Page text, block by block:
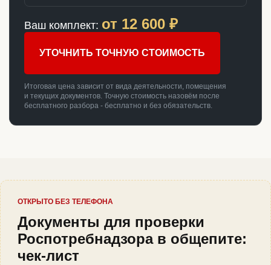
Ваш комплект: от 12 600 ₽
УТОЧНИТЬ ТОЧНУЮ СТОИМОСТЬ
Итоговая цена зависит от вида деятельности, помещения
и текущих документов. Точную стоимость назовём после
бесплатного разбора - бесплатно и без обязательств.
ОТКРЫТО БЕЗ ТЕЛЕФОНА
Документы для проверки
Роспотребнадзора в общепите:
чек-лист